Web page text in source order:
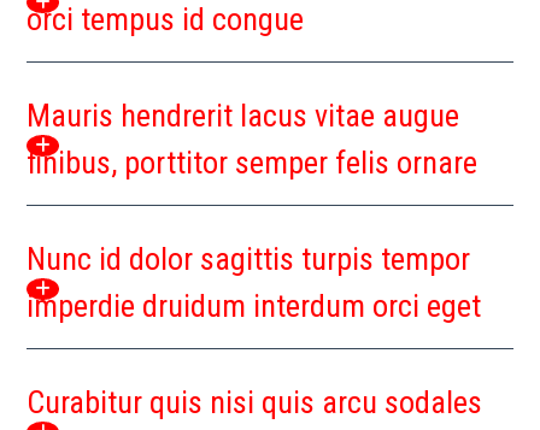
orci tempus id congue
Mauris hendrerit lacus vitae augue
finibus, porttitor semper felis ornare
Nunc id dolor sagittis turpis tempor
imperdie druidum interdum orci eget
Curabitur quis nisi quis arcu sodales